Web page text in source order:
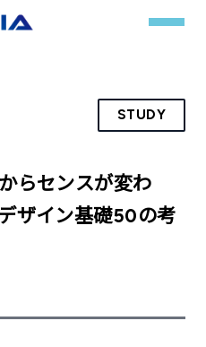
STUDY
らセンスが変わ
ザイン基礎50の考